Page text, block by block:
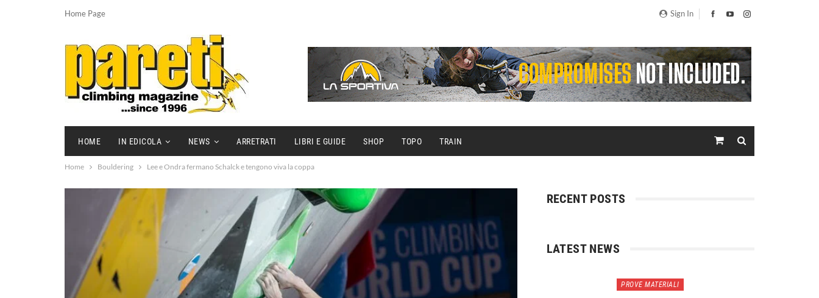
Sign In
Home Page
HOME IN EDICOLA NEWS ARRETRATI LIBRI E GUIDE SHOP TOPO TRAIN
Home Bouldering Lee e Ondra fermano Schalck e tengono viva la coppa
RECENT POSTS
LATEST NEWS
PROVE MATERIALI